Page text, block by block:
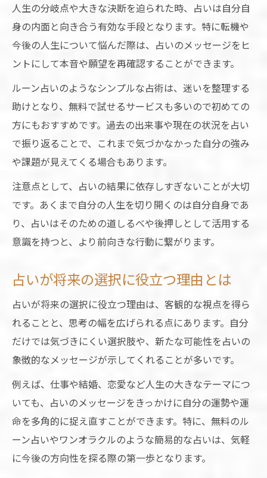
無料占いを賢く使う際の注意点を解説
占いが人生の分岐点に与える影響とは何か
無料占いが将来の道しるべになる理由
無料占いで信頼できる情報を得る方法
人生の分岐点や大きな決断を迫られた時、占いは自分自
身の内面と向き合う有効な手段となります。特に転機や
今後の人生について悩んだ際は、占いのメッセージをヒ
ントにして本音や願望を再確認することができます。
ルーン占いのようなシンプルな占術は、迷いを整理する
助けとなり、無料で試せるサービスも多いので初めての
方にもおすすめです。過去の出来事や現在の状況を占い
で振り返ることで、これまで気づかなかった自分の強み
や課題が見えてくる場合もあります。
注意点として、占いの結果に依存しすぎないことが大切
です。あくまで自分の人生を切り開くのは自分自身であ
り、占いはそのための道しるべや後押しとして活用する
意識を持つと、より前向きな行動に繋がります。
占いが将来の選択に役立つ理由とは
占いが将来の選択に役立つ理由は、客観的な視点を得ら
れることと、思考の幅を広げられる点にあります。自分
だけでは気づきにくい選択肢や、新たな可能性を占いの
象徴的なメッセージが示してくれることが多いです。
例えば、仕事や結婚、恋愛など人生の大きなテーマにつ
いても、占いのメッセージをきっかけに自分の運勢や運
命を多角的に捉え直すことができます。特に、無料のル
ーン占いやワンオラクルのような簡易的な占いは、気軽
に今後の方向性を探る際の第一歩となります。